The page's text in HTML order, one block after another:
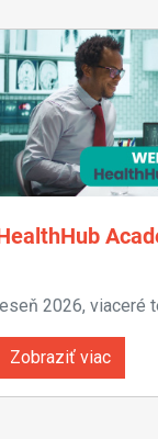
2026, viaceré
Zobraziť viac